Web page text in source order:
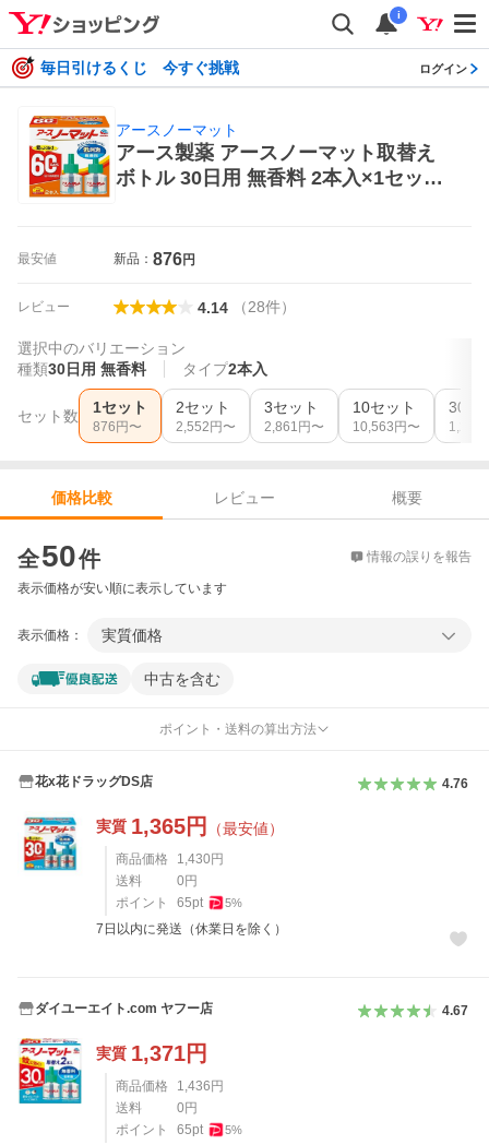
i
毎日引けるくじ 今すぐ挑戦 ログイン
アースノーマット
アース製薬 アースノーマット取替え
ボトル 30日用 無香料 2本入×1セット
最安値 新品： 876円
レビュー 4.14 （28件）
選択中のバリエーション
種類30日用 無香料 タイプ2本入
セット数 1セット
876 円〜
2セット
2,552 円〜
3セット
2,861 円〜
10セット
10,563 円〜
30セ
1,259
価格比較 レビュー
概要
全50件 情報の誤りを報告
表示価格が安い順に表示しています
表示価格： 実質価格
中古を含む
ポイント・送料の算出方法
花x花ドラッグDS店 4.76
実質 1,365円 （最安値）
商品価格 1,430 円
送料
0 円
ポイント
65pt 5%
7日以内に発送（休業日を除く）
ダイユーエイト.com ヤフー店 4.67
実質 1,371円
商品価格 1,436 円
送料
0 円
ポイント
65pt 5%